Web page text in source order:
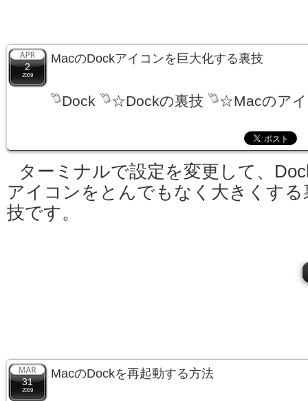
2
2009
MacのDockアイコンを巨大化する裏技
Dock ☆Dockの裏技 ☆Macのア
ターミナルで設定を変更して、
アイコンをとんでもなく大きくする
技です。
31
2009
MacのDockを再起動する方法